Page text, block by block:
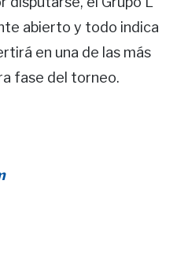
abierto y todo indica
en una de las más
fase del torneo.